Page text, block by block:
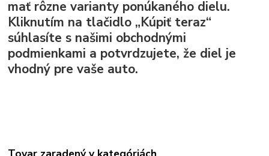
mať rôzne varianty ponúkaného dielu.
Kliknutím na tlačidlo „Kúpiť teraz“
súhlasíte s našimi obchodnými
podmienkami a potvrdzujete, že diel je
vhodný pre vaše auto.